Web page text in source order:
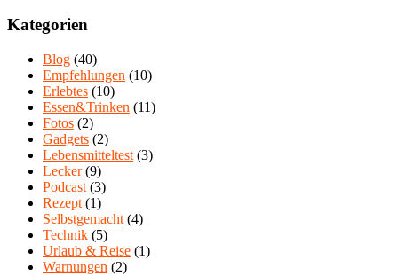
Kategorien
Blog (40)
Empfehlungen (10)
Erlebtes (10)
Essen&Trinken (11)
Fotos (2)
Gadgets (2)
Lebensmitteltest (3)
Lecker(9)
Podcast (3)
Rezept (1)
Selbstgemacht (4)
Technik (5)
Urlaub & Reise (1)
Warnungen (2)